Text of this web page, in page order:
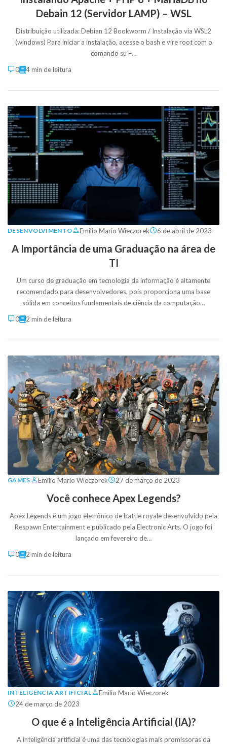
Debain 12 (Servidor LAMP) – WSL
Distribuição utilizada: Debian 12 Bookworm / Instalação via WSL2
(windows) Para iniciar a instalação, acesse o bash e vire root com o
comando su –…
0
4 min de leitura
DESENVOLVIMENTO Emilio Mario Wieczorek 6 de abril de 2023
A Importância de uma Graduação na área de
TI
Um curso de graduação em tecnologia da informação é altamente
recomendado para desenvolvedores, pois proporciona uma base
sólida em conceitos fundamentais de ciência da computação…
0
2 min de leitura
GAMES Emilio Mario Wieczorek 27 de março de 2023
Você conhece Apex Legends?
Apex Legends é um jogo eletrônico de battle royale desenvolvido pela
Respawn Entertainment e publicado pela Electronic Arts. O jogo foi
lançado em fevereiro de…
0
2 min de leitura
INTELIGÊNCIA ARTIFICIAL
Emilio Mario Wieczorek
24 de março de 2023
O que é a Inteligência Artificial (IA)?
A inteligência artificial é uma das tecnologias mais promissoras da